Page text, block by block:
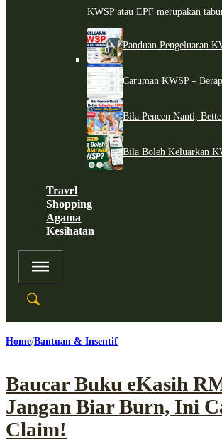
KWSP atau EPF merupakan
Panduan Pengeluaran
Caruman KWSP –
Bila Pencen Nanti,
Bila Boleh Keluarkan
Travel
Shopping
Agama
Kesihatan
Home Bantuan & Insentif
Baucar Buku eKasih
Jangan Biar Burn, Ini
Claim!